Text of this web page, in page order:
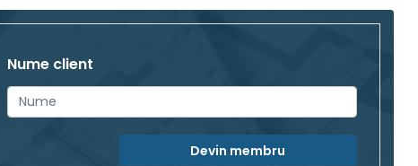
Nume client
Devin membru